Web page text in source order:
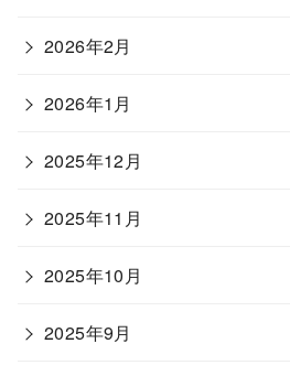
2026年2月
2026年1月
2025年12月
2025年11月
2025年10月
2025年9月